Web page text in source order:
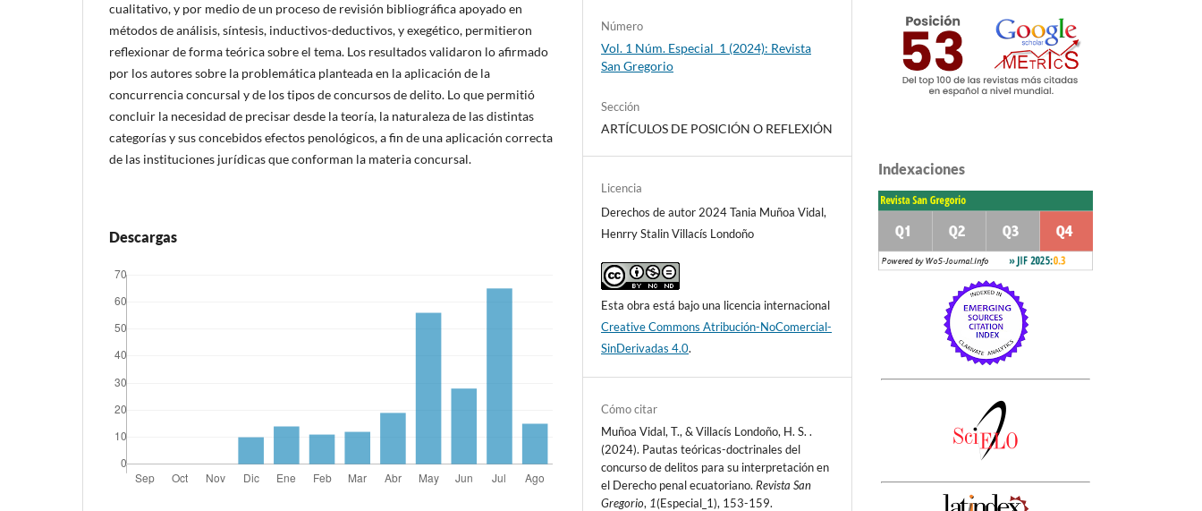
cualitativo, y por medio de un proceso de revisión bibliográfica apoyado en
métodos de análisis, síntesis, inductivos-deductivos, y exegético, permitieron
reflexionar de forma teórica sobre el tema. Los resultados validaron lo afirmado
por los autores sobre la problemática planteada en la aplicación de la
concurrencia concursal y de los tipos de concursos de delito. Lo que permitió
concluir la necesidad de precisar desde la teoría, la naturaleza de las distintas
categorías y sus concebidos efectos penológicos, a fin de una aplicación correcta
de las instituciones jurídicas que conforman la materia concursal.
Descargas
Número
Vol. 1 Núm. Especial_1 (2024): Revista
San Gregorio
Sección
ARTÍCULOS DE POSICIÓN O REFLEXIÓN
Licencia
Derechos de autor 2024 Tania Muñoa Vidal,
Henrry Stalin Villacís Londoño
Esta obra está bajo una licencia internacional
Creative Commons Atribución-NoComercial-
SinDerivadas 4.0.
Cómo citar
Muñoa Vidal, T., & Villacís Londoño, H. S. .
(2024). Pautas teóricas-doctrinales del
concurso de delitos para su interpretación en
el Derecho penal ecuatoriano. Revista San
Gregorio, 1(Especial_1), 153-159.
Indexaciones